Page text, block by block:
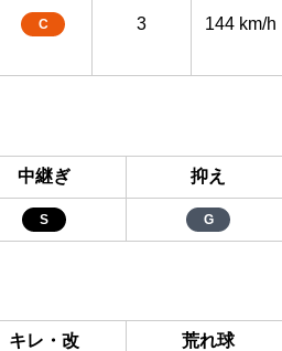
C 3 144 km/h
中継ぎ 抑え
S G
キレ・改 荒れ球